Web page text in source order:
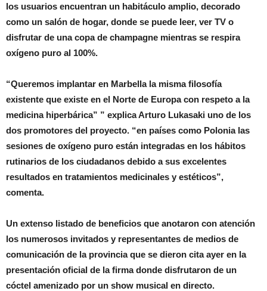
los usuarios encuentran un habitáculo amplio, decorado
como un salón de hogar, donde se puede leer, ver TV o
disfrutar de una copa de champagne mientras se respira
oxígeno puro al 100%.
“Queremos implantar en Marbella la misma filosofía
existente que existe en el Norte de Europa con respeto a la
medicina hiperbárica” ” explica Arturo Lukasaki uno de los
dos promotores del proyecto. “en países como Polonia las
sesiones de oxígeno puro están integradas en los hábitos
rutinarios de los ciudadanos debido a sus excelentes
resultados en tratamientos medicinales y estéticos”,
comenta.
Un extenso listado de beneficios que anotaron con atención
los numerosos invitados y representantes de medios de
comunicación de la provincia que se dieron cita ayer en la
presentación oficial de la firma donde disfrutaron de un
cóctel amenizado por un show musical en directo.